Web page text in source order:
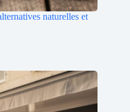
naturelles et